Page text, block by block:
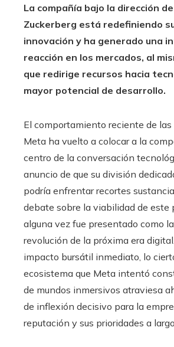
La compañía bajo la dirección
Zuckerberg está redefiniendo
innovación y ha generado una
reacción en los mercados, al
que redirige recursos hacia
mayor potencial de desarrollo.
El comportamiento reciente de las
Meta ha vuelto a colocar a la
centro de la conversación
anuncio de que su división
podría enfrentar recortes
debate sobre la viabilidad de este
alguna vez fue presentado como
revolución de la próxima era
impacto bursátil inmediato, lo
ecosistema que Meta intentó
de mundos inmersivos atraviesa
de inflexión decisivo para la
reputación y sus prioridades a